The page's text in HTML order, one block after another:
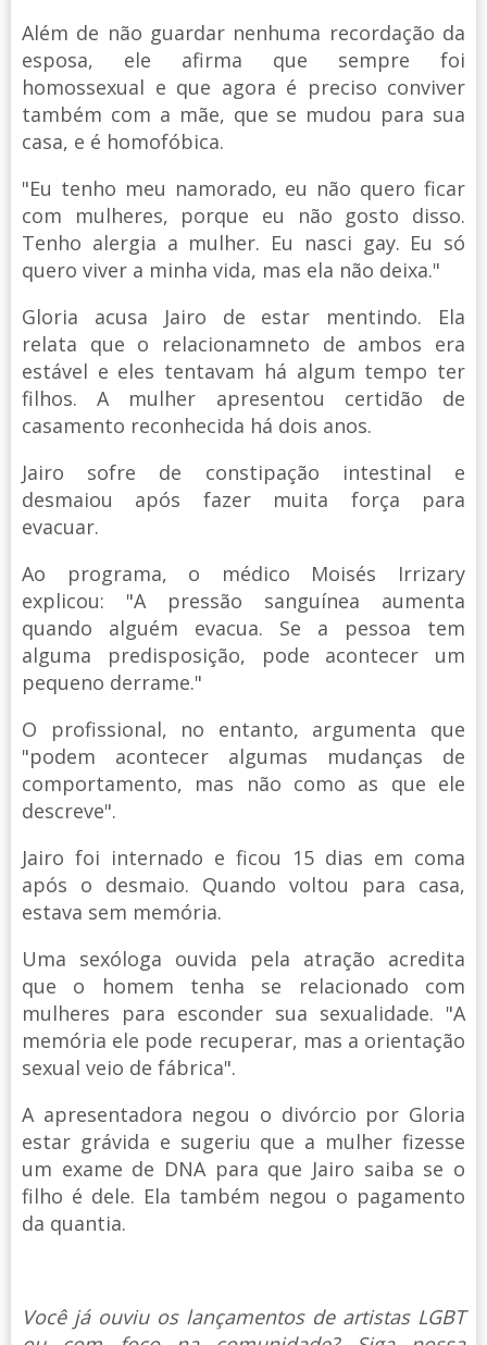
Além de não guardar nenhuma recordação da
esposa, ele afirma que sempre foi
homossexual e que agora é preciso conviver
também com a mãe, que se mudou para sua
casa, e é homofóbica.
"Eu tenho meu namorado, eu não quero ficar
com mulheres, porque eu não gosto disso.
Tenho alergia a mulher. Eu nasci gay. Eu só
quero viver a minha vida, mas ela não deixa."
Gloria acusa Jairo de estar mentindo. Ela
relata que o relacionamneto de ambos era
estável e eles tentavam há algum tempo ter
filhos. A mulher apresentou certidão de
casamento reconhecida há dois anos.
Jairo sofre de constipação intestinal e
desmaiou após fazer muita força para
evacuar.
Ao programa, o médico Moisés Irrizary
explicou: "A pressão sanguínea aumenta
quando alguém evacua. Se a pessoa tem
alguma predisposição, pode acontecer um
pequeno derrame."
O profissional, no entanto, argumenta que
"podem acontecer algumas mudanças de
comportamento, mas não como as que ele
descreve".
Jairo foi internado e ficou 15 dias em coma
após o desmaio. Quando voltou para casa,
estava sem memória.
Uma sexóloga ouvida pela atração acredita
que o homem tenha se relacionado com
mulheres para esconder sua sexualidade. "A
memória ele pode recuperar, mas a orientação
sexual veio de fábrica".
A apresentadora negou o divórcio por Gloria
estar grávida e sugeriu que a mulher fizesse
um exame de DNA para que Jairo saiba se o
filho é dele. Ela também negou o pagamento
da quantia.
Você já ouviu os lançamentos de artistas LGBT